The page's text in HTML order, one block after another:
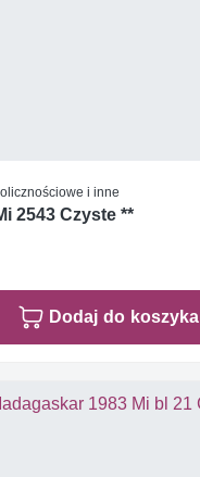
i inne
2543 Czyste **
Dodaj do koszyka